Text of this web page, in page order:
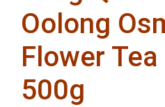
Oolong
Flower
500g